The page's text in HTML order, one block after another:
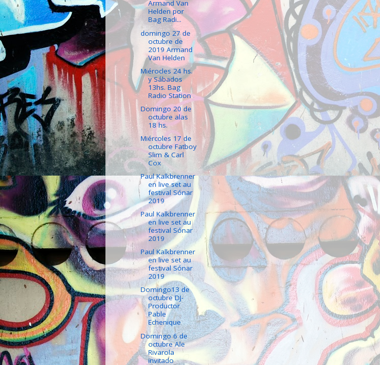
Armand Van
Helden por
Bag Radi...
domingo 27 de
octubre de
2019 Armand
Van Helden
Miérocles 24 hs.
y Sábados
13hs. Bag
Radio Station
Domingo 20 de
octubre alas
18 hs.
Miércoles 17 de
octubre Fatboy
Slim & Carl
Cox
Paul Kalkbrenner
en live set au
festival Sónar
2019
Paul Kalkbrenner
en live set au
festival Sónar
2019
Paul Kalkbrenner
en live set au
festival Sónar
2019
Domingo13 de
octubre DJ-
Productor
Pable
Echenique
Domingo 6 de
octubre Ale
Rivarola
invitado